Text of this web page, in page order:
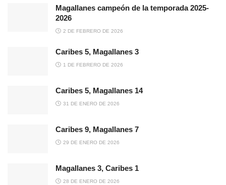
Magallanes campeón de la temporada 2025-
2026
2 DE FEBRERO DE 2026
Caribes 5, Magallanes 3
1 DE FEBRERO DE 2026
Caribes 5, Magallanes 14
31 DE ENERO DE 2026
Caribes 9, Magallanes 7
29 DE ENERO DE 2026
Magallanes 3, Caribes 1
28 DE ENERO DE 2026